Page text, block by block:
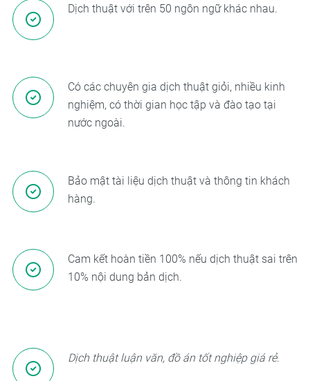
Dịch thuật với trên 50 ngôn ngữ khác nhau.
Có các chuyên gia dịch thuật giỏi, nhiều kinh
nghiệm, có thời gian học tập và đào tạo tại
nước ngoài.
Bảo mật tài liệu dịch thuật và thông tin khách
hàng.
Cam kết hoàn tiền 100% nếu dịch thuật sai trên
10% nội dung bản dịch.
Dịch thuật luận văn, đồ án tốt nghiệp giá rẻ.